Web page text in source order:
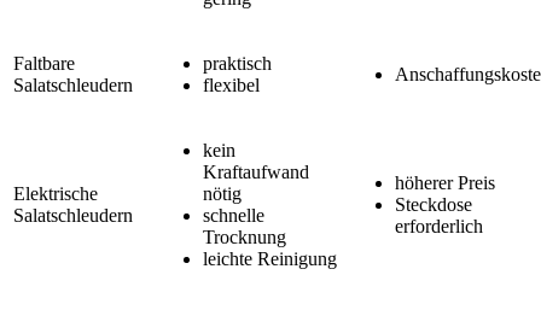
Faltbare
Salatschleudern
praktisch
flexibel
Elektrische
Salatschleudern
kein
Kraftaufwand
nötig
schnelle
Trocknung
leichte Reinigung
höherer Preis
Steckdose
erforderlich